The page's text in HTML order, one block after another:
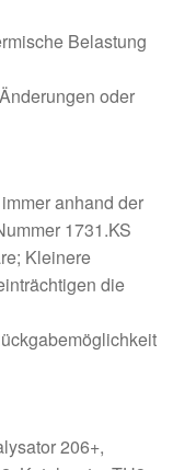
Belastung
oder
anhand der
1731.KS
Kleinere
die
206+,